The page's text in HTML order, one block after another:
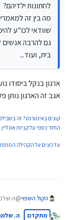
יש מגוון
מידי, או
בהצלחה.
לחתונות ילדיהם?
מה בין זה
שוודאי לכו"ע
גם להרבה אנשים
בית, ועוד...
ארגון בנקל ביסודו
אגב זה הארגון
קונים באינטרנט? זה
החזר כספי על קניות
עדכונים על הקהילה
הקול השפוי@ה-
חיכנו
מתקדם ה.